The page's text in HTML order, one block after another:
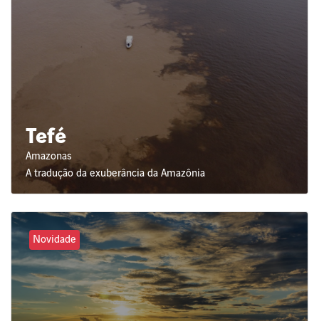
Tefé
Amazonas
A tradução da exuberância da Amazônia
Novidade